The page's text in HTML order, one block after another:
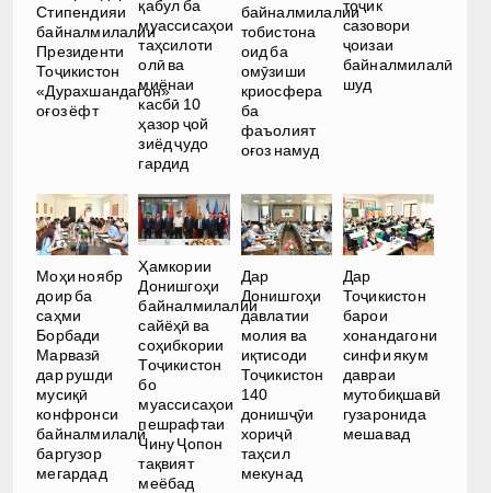
Стипендияи
байналмилалии
Президенти
Тоҷикистон
«Дурахшандагон»
оғоз ёфт
қабул ба
муассисаҳои
таҳсилоти
олӣ ва
миёнаи
касбӣ 10
ҳазор ҷой
зиёд ҷудо
гардид
байналмилалии
тобистона
оид ба
омӯзиши
криосфера
ба
фаъолият
оғоз намуд
тоҷик
сазовори
ҷоизаи
байналмилалӣ
шуд
Моҳи ноябр
доир ба
саҳми
Борбади
Марвазӣ
дар рушди
мусиқӣ
конфронси
байналмилалӣ
баргузор
мегардад
Ҳамкории
Донишгоҳи
байналмилалии
сайёҳӣ ва
соҳибкории
Тоҷикистон
бо
муассисаҳои
пешрафтаи
Чину Ҷопон
тақвият
меёбад
Дар
Донишгоҳи
давлатии
молия ва
иқтисоди
Тоҷикистон
140
донишҷӯи
хориҷӣ
таҳсил
мекунад
Дар
Тоҷикистон
барои
хонандагони
синфи якум
давраи
мутобиқшавӣ
гузаронида
мешавад